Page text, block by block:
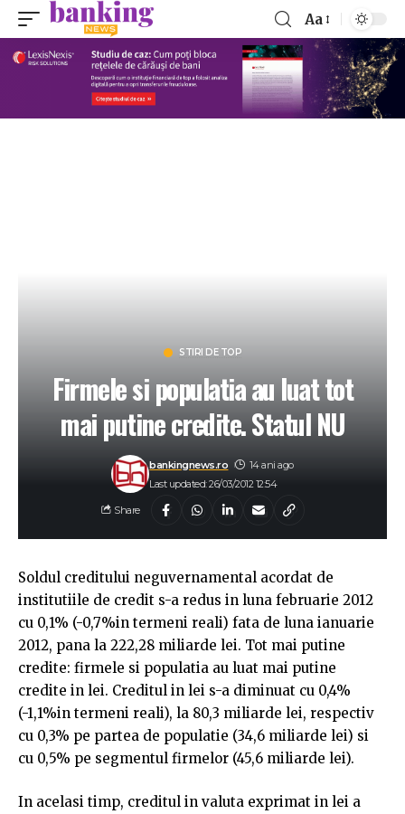
Aa
STIRI DE TOP
Firmele si populatia au luat tot
mai putine credite. Statul NU
Last updated: 26/03/2012 12:54
bankingnews.ro 14 ani ago
Share
Soldul creditului neguvernamental acordat de
institutiile de credit s-a redus in luna februarie 2012
cu 0,1% (-0,7%in termeni reali) fata de luna ianuarie
2012, pana la 222,28 miliarde lei. Tot mai putine
credite: firmele si populatia au luat mai putine
credite in lei. Creditul in lei s-a diminuat cu 0,4%
(-1,1%in termeni reali), la 80,3 miliarde lei, respectiv
cu 0,3% pe partea de populatie (34,6 miliarde lei) si
cu 0,5% pe segmentul firmelor (45,6 miliarde lei).
In acelasi timp, creditul in valuta exprimat in lei a